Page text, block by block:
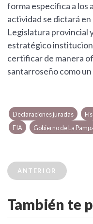
forma específica a los
actividad se dictará en
Legislatura provincial
estratégico
certificar de manera
santarroseño como
Declaraciones juradas
FIA
Gobierno de La
ANTERIOR
También te